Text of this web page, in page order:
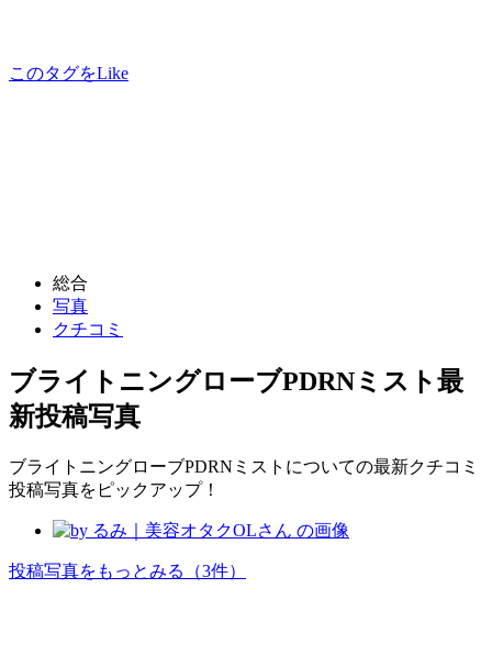
このタグをLike
総合
写真
クチコミ
ブライトニングローブPDRNミスト最
新投稿写真
ブライトニングローブPDRNミストについての最新クチコミ
投稿写真をピックアップ！
投稿写真をもっとみる （3件）